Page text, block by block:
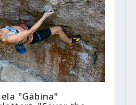
"Gábina"